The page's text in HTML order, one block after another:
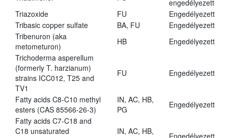
engedélyezett
Triazoxide
FU
Engedélyezett
Tribasic copper sulfate
BA, FU
Engedélyezett
Tribenuron (aka
metometuron)
HB
Engedélyezett
Trichoderma asperellum
(formerly T. harzianum)
strains ICC012, T25 and
TV1
FU Engedélyezett
Fatty acids C8-C10 methyl
esters (CAS 85566-26-3)
IN, AC, HB,
PG
Engedélyezett
Fatty acids C7-C18 and
C18 unsaturated
IN, AC, HB,